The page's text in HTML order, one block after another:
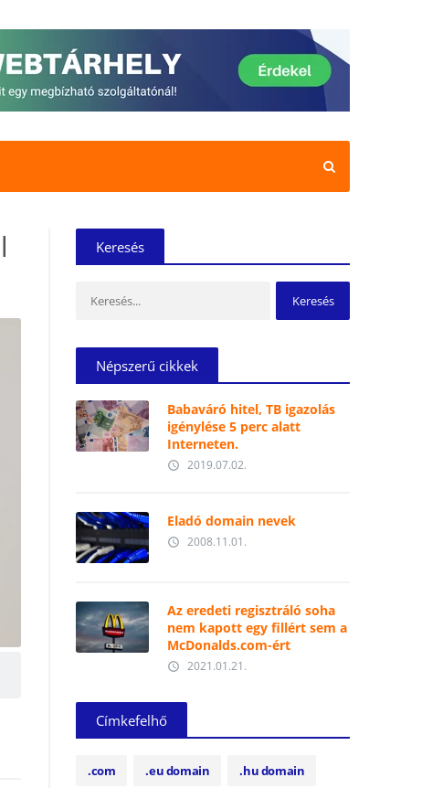
Keresés
Népszerű cikkek
Babaváró hitel, TB igazolás
igénylése 5 perc alatt
Interneten.
access_time 2019.07.02.
Eladó domain nevek
access_time 2008.11.01.
Az eredeti regisztráló soha
nem kapott egy fillért sem a
McDonalds.com-ért
access_time 2021.01.21.
Címkefelhő
.com .eu domain .hu domain